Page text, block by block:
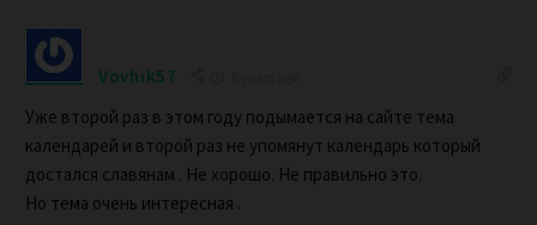
Vovhik57
Уже второй раз в этом году подымается на сайте тема
календарей и второй раз не упомянут календарь который
достался славянам . Не хорошо. Не правильно это.
Но тема очень интересная .